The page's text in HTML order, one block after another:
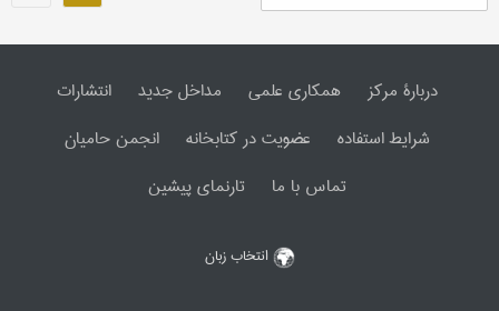
دربارۀ مرکز همکاری علمی مداخل جدید
انتشارات
شرایط استفاده
عضویت در کتابخانه
انجمن حامیان
تماس با ما
تارنمای پیشین
انتخاب زبان